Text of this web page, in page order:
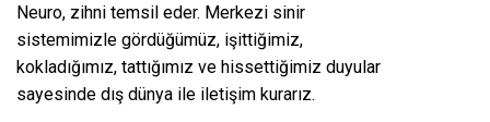
Neuro, zihni temsil eder. Merkezi sinir
sistemimizle gördüğümüz, işittiğimiz,
kokladığımız, tattığımız ve hissettiğimiz duyular
sayesinde dış dünya ile iletişim kurarız.